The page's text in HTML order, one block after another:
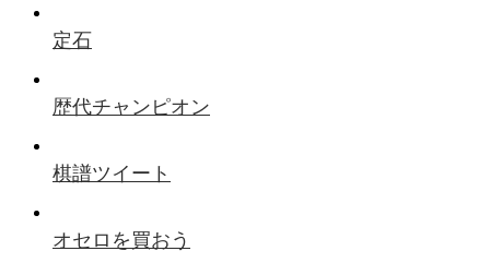
定石
歴代チャンピオン
棋譜ツイート
オセロを買おう